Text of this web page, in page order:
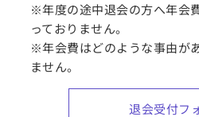
※年度の途中退会の方へ年会
っておりません。
※年会費はどのような事由が
ません。
退会受付フ